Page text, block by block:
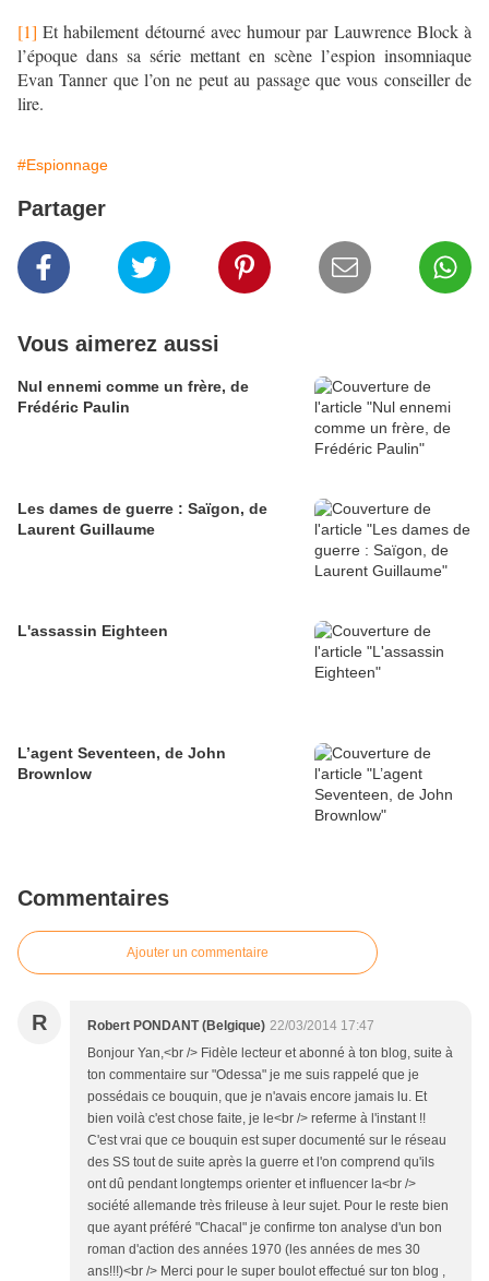
[1] Et habilement détourné avec humour par Lauwrence Block à
l’époque dans sa série mettant en scène l’espion insomniaque
Evan Tanner que l’on ne peut au passage que vous conseiller de
lire.
#Espionnage
Partager
Vous aimerez aussi
Nul ennemi comme un frère, de
Frédéric Paulin
Les dames de guerre : Saïgon, de
Laurent Guillaume
L'assassin Eighteen
L’agent Seventeen, de John
Brownlow
Commentaires
Ajouter un commentaire
R Robert PONDANT (Belgique) 22/03/2014 17:47
Bonjour Yan,<br /> Fidèle lecteur et abonné à ton blog, suite à
ton commentaire sur "Odessa" je me suis rappelé que je
possédais ce bouquin, que je n'avais encore jamais lu. Et
bien voilà c'est chose faite, je le<br /> referme à l'instant !!
C'est vrai que ce bouquin est super documenté sur le réseau
des SS tout de suite après la guerre et l'on comprend qu'ils
ont dû pendant longtemps orienter et influencer la<br />
société allemande très frileuse à leur sujet. Pour le reste bien
que ayant préféré "Chacal" je confirme ton analyse d'un bon
roman d'action des années 1970 (les années de mes 30
ans!!!)<br /> Merci pour le super boulot effectué sur ton blog ,